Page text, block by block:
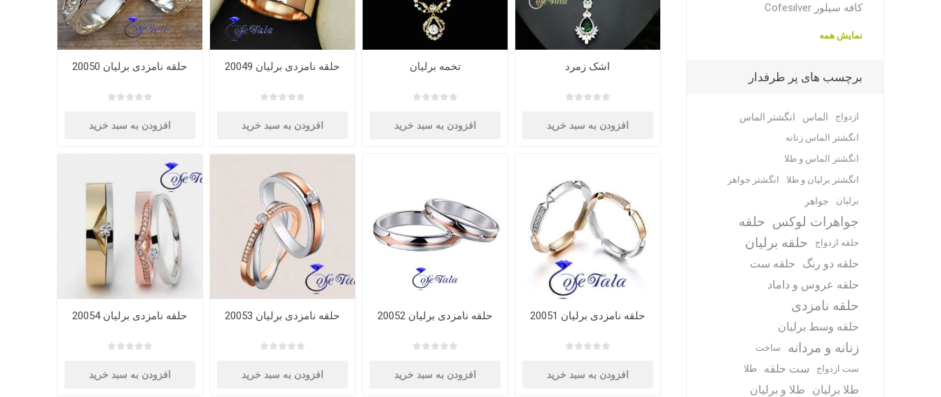
اشک زمرد
افزودن به سبد خرید
تخمه برلیان
افزودن به سبد خرید
حلقه نامزدی برلیان 20049
افزودن به سبد خرید
حلقه نامزدی برلیان 20050
افزودن به سبد خرید
حلقه نامزدی برلیان 20051
افزودن به سبد خرید
حلقه نامزدی برلیان 20052
افزودن به سبد خرید
حلقه نامزدی برلیان 20053
افزودن به سبد خرید
حلقه نامزدی برلیان 20054
افزودن به سبد خرید
کافه سیلور Cofesilver
نمایش همه
برچسب های پر طرفدار
ازدواج الماس انگشتر الماس
انگشتر الماس زنانه
انگشتر الماس و طلا
انگشتر برلیان و طلا
انگشتر جواهر
برلیان
جواهر
جواهرات لوکس حلقه
حلقه ازدواج حلقه برلیان
حلقه دو رنگ
حلقه ست
حلقه عروس و داماد
حلقه نامزدی
حلقه وسط برلیان
زنانه و مردانه
ساخت
ست ازدواج
ست حلقه طلا
طلا برلیان طلا و برلیان